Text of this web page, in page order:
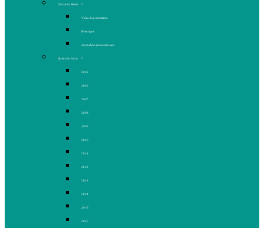
Club Ado Média
Vidéo de présentation
Historique
Journal des jeunes citoyens
Rivière du Nord
2005
2006
2007
2008
2009
2010
2011
2012
2013
2014
2015
2016